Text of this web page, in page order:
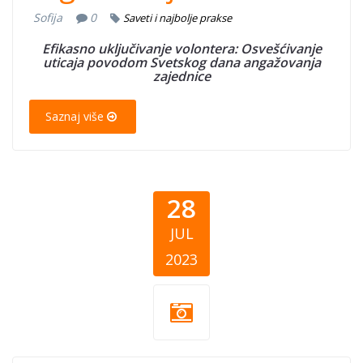
Sofija 0 Saveti i najbolje prakse
Efikasno uključivanje volontera: Osvešćivanje
uticaja povodom Svetskog dana angažovanja
zajednice
Saznaj više
28
JUL
2023